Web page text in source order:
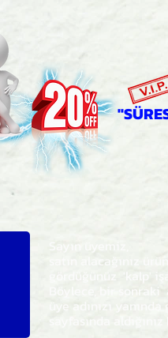
satın alacağınız
gördüğünüz 'kalp'
bir sonraki
üye adınızı
sayfasında